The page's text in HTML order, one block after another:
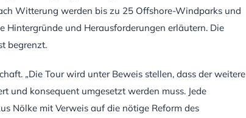
Witterung werden bis zu 25 Offshore-Windparks und
Hintergründe und Herausforderungen erläutern. Die
begrenzt.
„Die Tour wird unter Beweis stellen, dass der weitere
und konsequent umgesetzt werden muss. Jede
Nölke mit Verweis auf die nötige Reform des